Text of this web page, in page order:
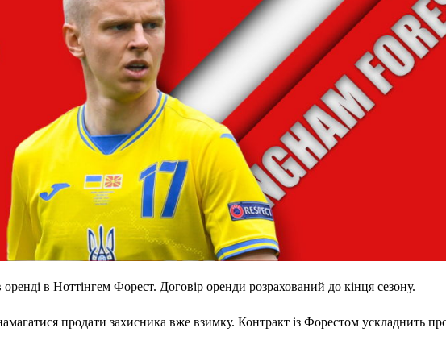
в Ноттінгем Форест. Договір оренди розрахований до кінця сезону.
продати захисника вже взимку. Контракт із Форестом ускладнить